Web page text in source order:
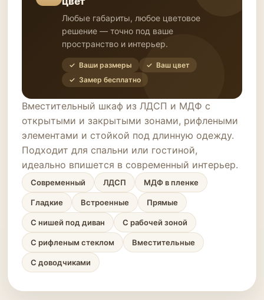
Любые габариты, любое цветовое
решение — точно под ваше
пространство и интерьер.
✓ Ваши размеры
✓ Ваш цвет
✓ Замер бесплатно
Вместительный шкаф из ЛДСП и МДФ с
открытыми и закрытыми зонами, рифлеными
элементами и стойкой под длинную одежду.
Подходит для спальни или гостиной,
идеально впишется в современный интерьер.
Современный ЛДСП МДФ в пленке
Гладкие Встроенные Прямые
С нишей под диван С рабочей зоной
С рифленым стеклом Вместительные
С доводчиками